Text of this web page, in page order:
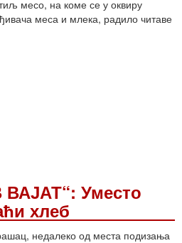
месо, на коме се у оквиру
меса и млека, радило читаве
Уместо
хлеб
недалеко од места подизања